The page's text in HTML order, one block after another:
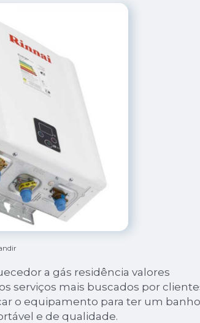
a gás residência valores
serviços mais buscados por
o equipamento para ter um banho
e de qualidade.